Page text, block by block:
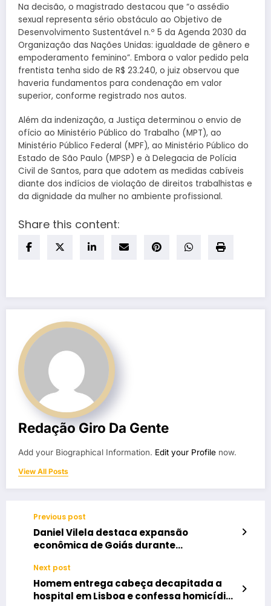
Na decisão, o magistrado destacou que “o assédio
sexual representa sério obstáculo ao Objetivo de
Desenvolvimento Sustentável n.º 5 da Agenda 2030 da
Organização das Nações Unidas: igualdade de gênero e
empoderamento feminino”. Embora o valor pedido pela
frentista tenha sido de R$ 23.240, o juiz observou que
haveria fundamentos para condenação em valor
superior, conforme registrado nos autos.
Além da indenização, a Justiça determinou o envio de
ofício ao Ministério Público do Trabalho (MPT), ao
Ministério Público Federal (MPF), ao Ministério Público do
Estado de São Paulo (MPSP) e à Delegacia de Polícia
Civil de Santos, para que adotem as medidas cabíveis
diante dos indícios de violação de direitos trabalhistas e
da dignidade da mulher no ambiente profissional.
Share this content:
Redação Giro Da Gente
Add your Biographical Information. Edit your Profile now.
View All Posts
Previous post
Daniel Vilela destaca expansão
econômica de Goiás durante
Next post
Homem entrega cabeça decapitada a
hospital em Lisboa e confessa homicídio